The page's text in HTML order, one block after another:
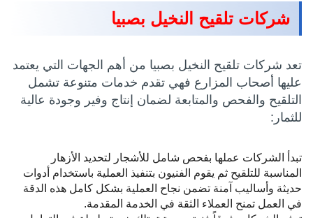
شركات تلقيح النخيل بصبيا
تعد شركات تلقيح النخيل بصبيا من أهم الجهات التي يعتمد
عليها أصحاب المزارع فهي تقدم خدمات متنوعة تشمل
التلقيح والفحص والمتابعة لضمان إنتاج وفير وجودة عالية
للثمار:
تبدأ الشركات عملها بفحص شامل للأشجار لتحديد الأزهار
المناسبة للتلقيح ثم يقوم الفنيون بتنفيذ العملية باستخدام أدوات
حديثة وأساليب آمنة تضمن نجاح العملية بشكل كامل هذه الدقة
في العمل تمنح العملاء الثقة في الخدمة المقدمة.